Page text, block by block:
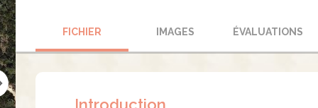
FICHIER IMAGES ÉVALUATIONS